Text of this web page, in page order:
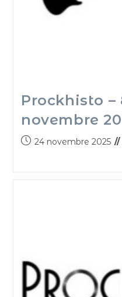
Prockhisto –
novembre
24 novembre 2025